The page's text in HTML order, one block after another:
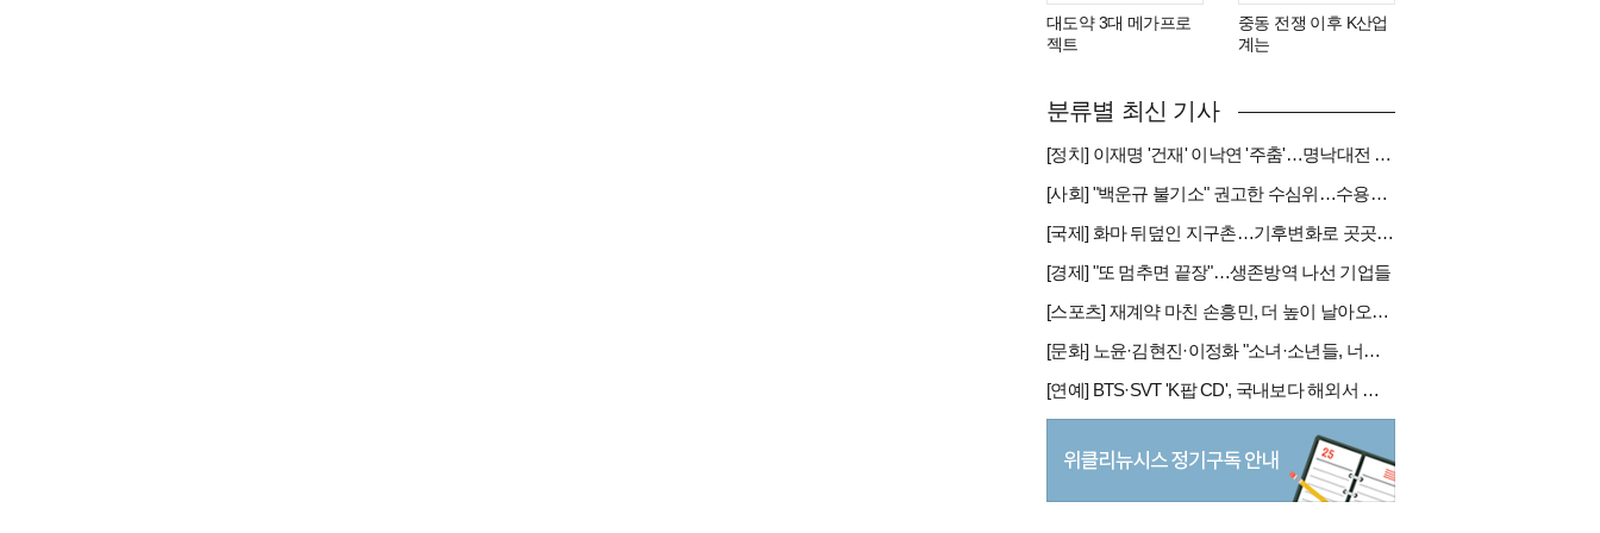
대도약 3대 메가프로
젝트
중동 전쟁 이후 K산업
계는
분류별 최신 기사
[정치] 이재명 '건재' 이낙연 '주춤'…명낙대전 불안한 휴전
[사회] "백운규 불기소" 권고한 수심위…수용땐 줄소송 피할듯
[국제] 화마 뒤덮인 지구촌…기후변화로 곳곳 대형 화재
[경제] "또 멈추면 끝장"…생존방역 나선 기업들
[스포츠] 재계약 마친 손흥민, 더 높이 날아오를까
[문화] 노윤·김현진·이정화 "소녀·소년들, 너희는 혼자가 아니야"
[연예] BTS·SVT 'K팝 CD', 국내보다 해외서 더 팔린다 왜?